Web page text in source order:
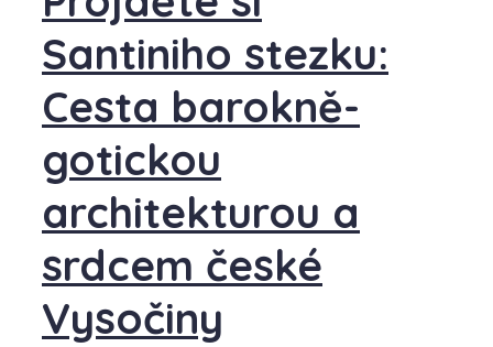
Santiniho stezku:
Cesta barokně-
gotickou
architekturou a
srdcem české
Vysočiny